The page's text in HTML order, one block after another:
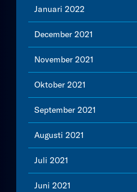
Januari 2022
December 2021
November 2021
Oktober 2021
September 2021
Augusti 2021
Juli 2021
Juni 2021